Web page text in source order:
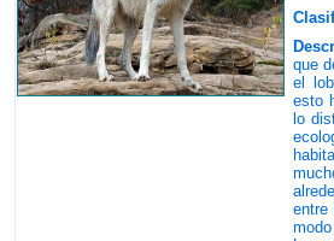
que
el
esto
lo
entre